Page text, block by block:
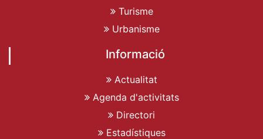
Turisme
Urbanisme
Informació
Actualitat
Agenda d'activitats
Directori
Estadístiques